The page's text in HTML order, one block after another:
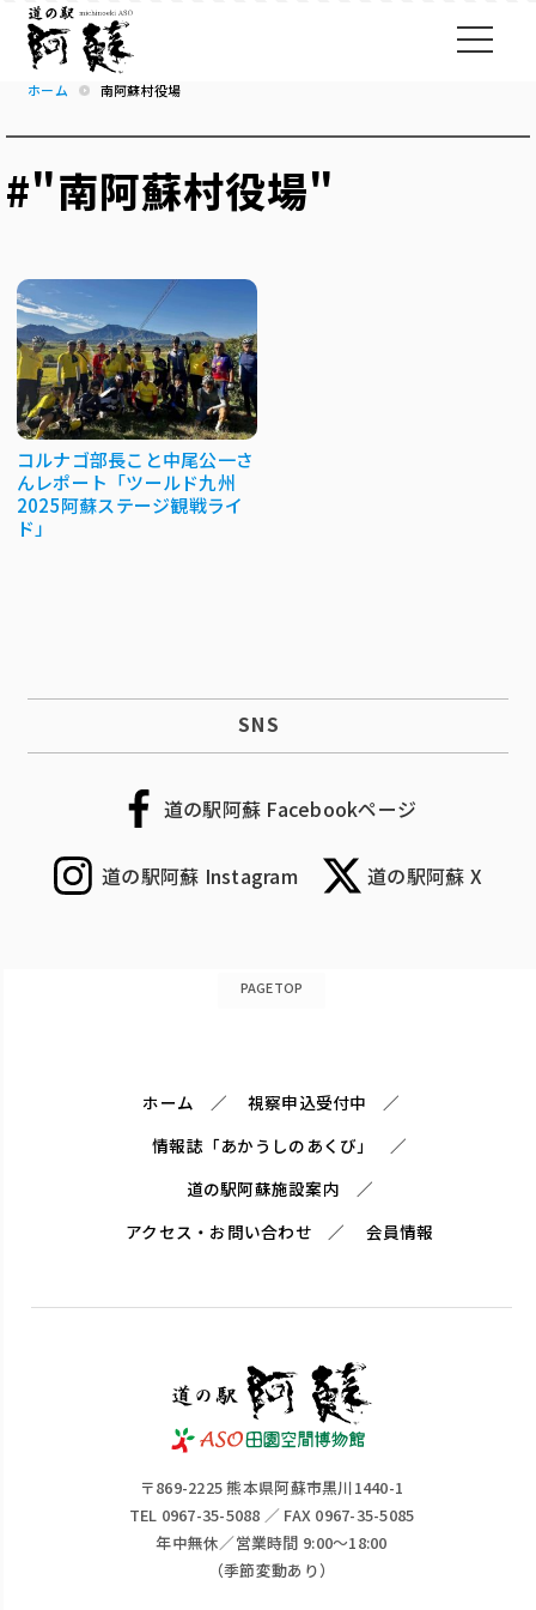
ホーム 南阿蘇村役場
#"南阿蘇村役場"
コルナゴ部長こと中尾公一さ
んレポート「ツールド九州
2025阿蘇ステージ観戦ライ
ド」
SNS
道の駅阿蘇 Facebookページ
道の駅阿蘇 Instagram 道の駅阿蘇 X
PAGETOP
ホーム
視察申込受付中
情報誌「あかうしのあくび」
道の駅阿蘇施設案内
アクセス・お問い合わせ
会員情報
〒869-2225 熊本県阿蘇市黒川1440-1
TEL 0967-35-5088 ／ FAX 0967-35-5085
年中無休／営業時間 9:00～18:00
（季節変動あり）